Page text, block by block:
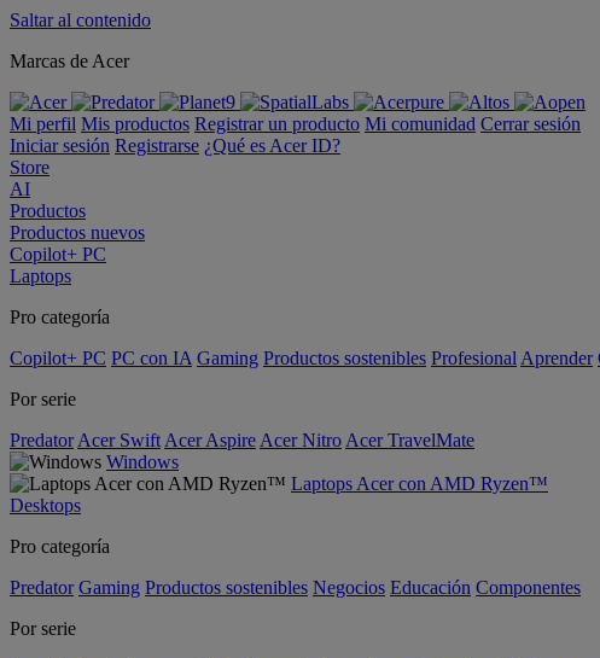
Saltar al contenido
Marcas de Acer
Mi perfil Mis productos Registrar un producto Mi comunidad Cerrar sesión
Iniciar sesión Registrarse ¿Qué es Acer ID?
Store
AI
Productos
Productos nuevos
Copilot+ PC
Laptops
Pro categoría
Copilot+ PC PC con IA Gaming Productos sostenibles Profesional Aprender
Por serie
Predator Acer Swift Acer Aspire Acer Nitro Acer TravelMate
Windows
Laptops Acer con AMD Ryzen™
Desktops
Pro categoría
Predator Gaming Productos sostenibles Negocios Educación Componentes
Por serie